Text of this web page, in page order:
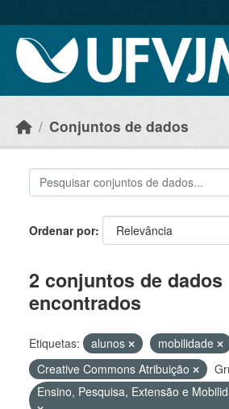
Conjuntos de dados
Ordenar por
2 conjuntos de dados
encontrados
Etiquetas: alunos mobilidade
Creative Commons Atribuição
Ensino, Pesquisa, Extensão e